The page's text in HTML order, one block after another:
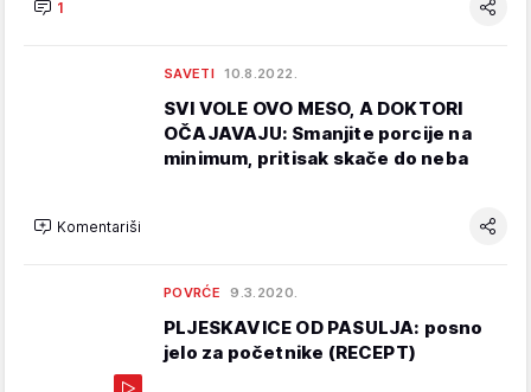
1
SAVETI 10.8.2022.
SVI VOLE OVO MESO, A DOKTORI
OČAJAVAJU: Smanjite porcije na
minimum, pritisak skače do neba
Komentariši
POVRĆE 9.3.2020.
PLJESKAVICE OD PASULJA: posno
jelo za početnike (RECEPT)